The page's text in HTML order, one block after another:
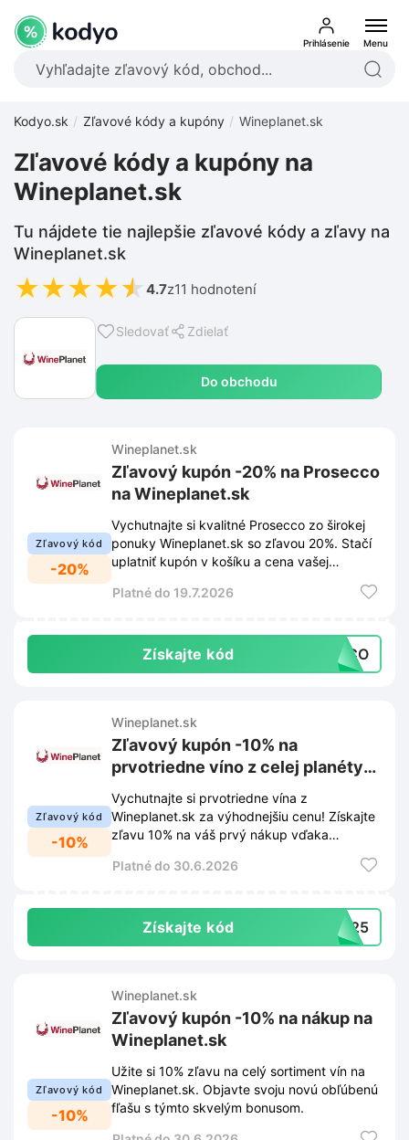
Prihlásenie Menu
Kodyo.sk Zľavové kódy a kupóny Wineplanet.sk
Sledovať Zdielať
Do obchodu
Zľavové kódy a kupóny na
Wineplanet.sk
Tu nájdete tie najlepšie zľavové kódy a zľavy na
Wineplanet.sk
★★★★★ 4.7z11 hodnotení
Zľavový kód
-20%
Wineplanet.sk
Zľavový kupón -20% na Prosecco
na Wineplanet.sk
Vychutnajte si kvalitné Prosecco zo širokej
ponuky Wineplanet.sk so zľavou 20%. Stačí
uplatniť kupón v košíku a cena vašej
Platné do 19.7.2026
Získajte kód ECCO
Zľavový kód
-10%
Wineplanet.sk
Zľavový kupón -10% na
prvotriedne víno z celej planéty
na Wineplanet.sk
Vychutnajte si prvotriedne vína z
Wineplanet.sk za výhodnejšiu cenu! Získajte
zľavu 10% na váš prvý nákup vďaka
Platné do 30.6.2026
Získajte kód 7X25
Zľavový kód
-10%
Wineplanet.sk
Zľavový kupón -10% na nákup na
Wineplanet.sk
Užite si 10% zľavu na celý sortiment vín na
Wineplanet.sk. Objavte svoju novú obľúbenú
fľašu s týmto skvelým bonusom.